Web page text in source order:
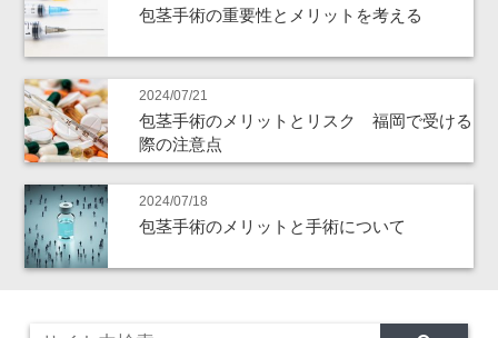
包茎手術の重要性とメリットを考える
2024/07/21
包茎手術のメリットとリスク 福岡で受ける
際の注意点
2024/07/18
包茎手術のメリットと手術について